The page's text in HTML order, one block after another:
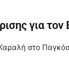
για τον
στο